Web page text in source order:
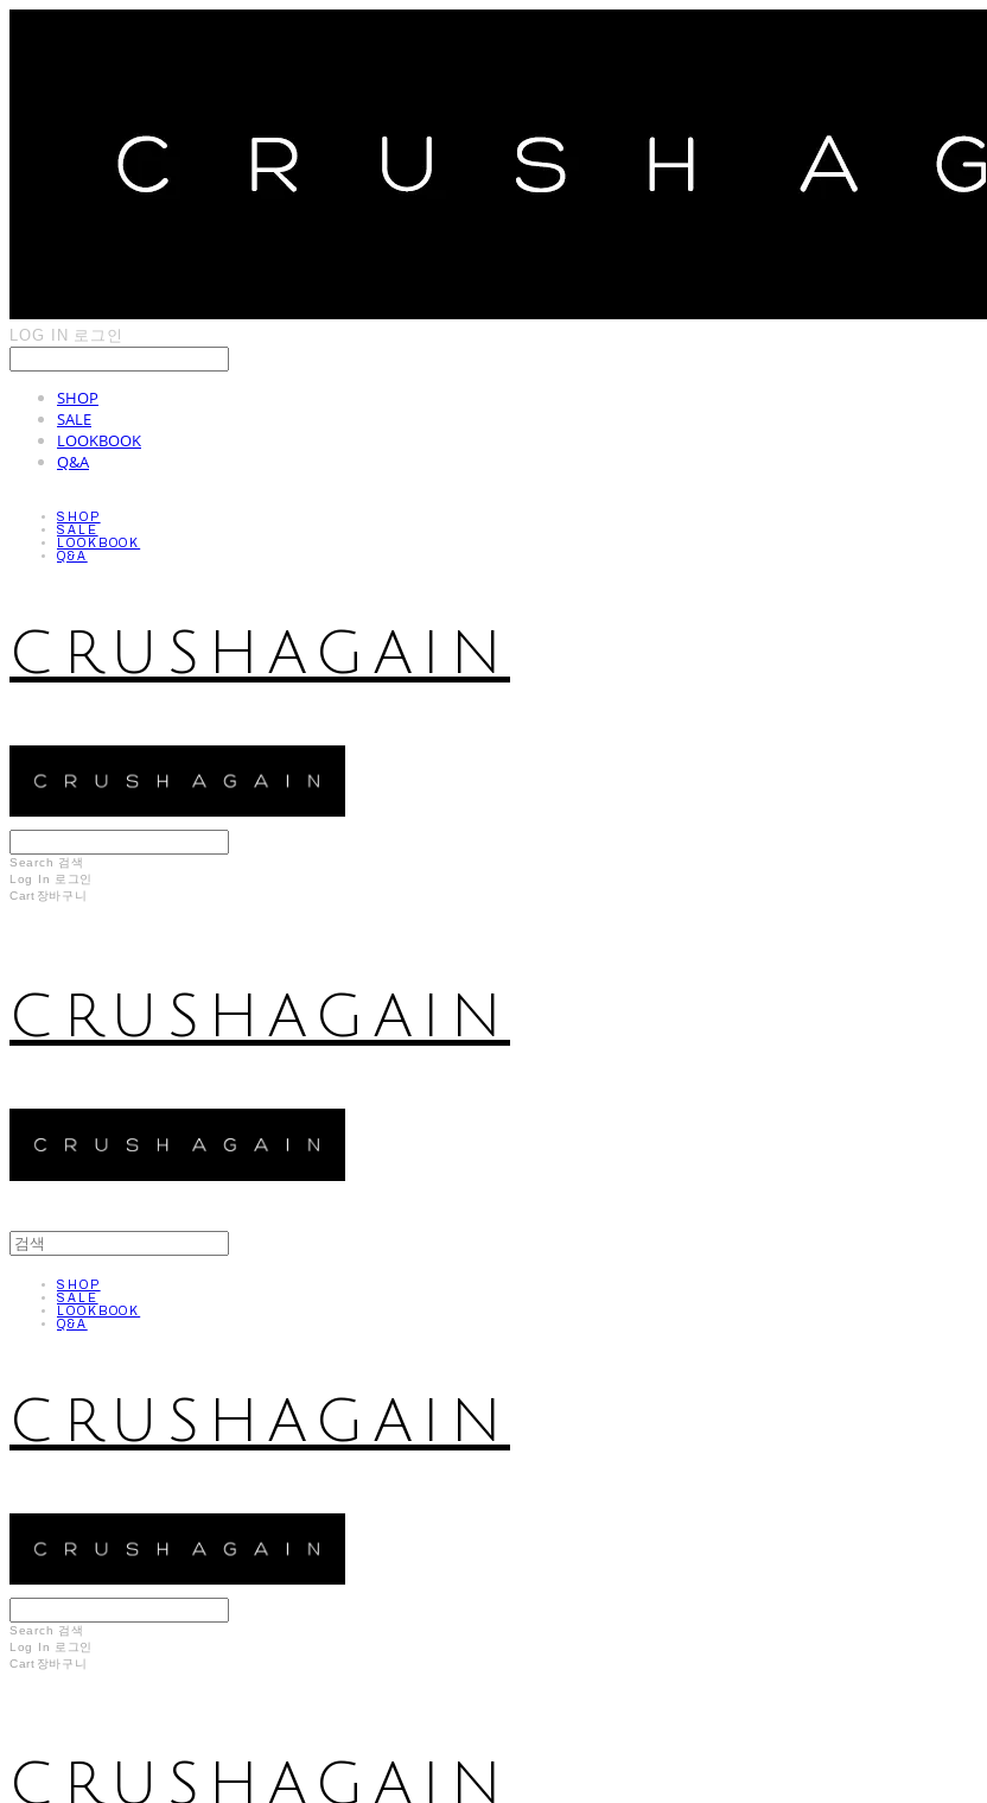
LOG IN 로그인
SHOP
SALE
LOOKBOOK
Q&A
SHOP
SALE
LOOKBOOK
Q&A
CRUSHAGAIN
Search 검색
Log In 로그인
Cart 장바구니
CRUSHAGAIN
SHOP
SALE
LOOKBOOK
Q&A
CRUSHAGAIN
Search 검색
Log In
로그인
Cart 장바구니
CRUSHAGAIN